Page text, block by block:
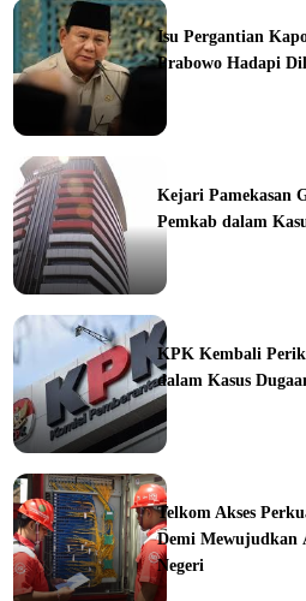
Isu Pergantian
Prabowo Hadapi
Kejari Pamekasan
Pemkab dalam
KPK Kembali
dalam Kasus
Telkom Akses
Demi Mewujudkan
Negeri